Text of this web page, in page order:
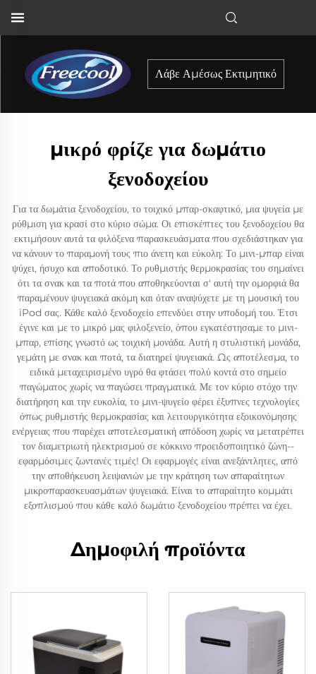
Λάβε Αμέσως Εκτιμητικό
μικρό φρίζε για δωμάτιο
ξενοδοχείου
Για τα δωμάτια ξενοδοχείου, το τοιχικό μπαρ-σκαφτικό, μια ψυγεία με
ρύθμιση για κρασί στο κύριο σώμα. Οι επισκέπτες του ξενοδοχείου θα
εκτιμήσουν αυτά τα φιλόξενα παρασκευάσματα που σχεδιάστηκαν για
να κάνουν το παραμονή τους πιο άνετη και εύκολη: Το μινι-μπαρ είναι
ψύχει, ήσυχο και αποδοτικό. Το ρυθμιστής θερμοκρασίας του σημαίνει
ότι τα σνακ και τα ποτά που αποθηκεύονται σ' αυτή την ομορφιά θα
παραμένουν ψυγειακά ακόμη και όταν αναψύχετε με τη μουσική του
iPod σας. Κάθε καλό ξενοδοχείο επενδύει στην υποδομή του. Έτσι
έγινε και με το μικρό μας φιλοξενείο, όπου εγκατέστησαμε το μινι-
μπαρ, επίσης γνωστό ως τοιχική μονάδα. Αυτή η στυλιστική μονάδα,
γεμάτη με σνακ και ποτά, τα διατηρεί ψυγειακά. Ως αποτέλεσμα, το
ειδικά μεταχειρισμένο υγρό θα φτάσει πολύ κοντά στο σημείο
παγώματος χωρίς να παγώσει πραγματικά. Με τον κύριο στόχο την
διατήρηση και την ευκολία, το μινι-ψυγείο φέρει έξυπνες τεχνολογίες
όπως ρυθμιστής θερμοκρασίας και λειτουργικότητα εξοικονόμησης
ενέργειας που παρέχει αποτελεσματική απόδοση χωρίς να μετατρέπει
τον διαμετριωτή ηλεκτρισμού σε κόκκινο προειδοποιητικό ζώνη--
εφαρμόσιμες ζωντανές τιμές! Οι εφαρμογές είναι ανεξάντλητες, από
την αποθήκευση λειψανιών με την κράτηση των απαραίτητων
μικροπαρασκευασμάτων ψυγειακά. Είναι το απαραίτητο κομμάτι
εξοπλισμού που κάθε καλό δωμάτιο ξενοδοχείου πρέπει να έχει.
Δημοφιλή προϊόντα